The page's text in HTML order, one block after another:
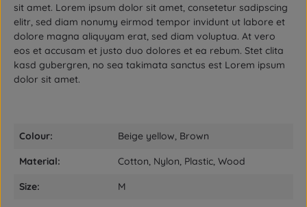
sit amet. Lorem ipsum dolor sit amet, consetetur sadipscing
elitr, sed diam nonumy eirmod tempor invidunt ut labore et
dolore magna aliquyam erat, sed diam voluptua. At vero
eos et accusam et justo duo dolores et ea rebum. Stet clita
kasd gubergren, no sea takimata sanctus est Lorem ipsum
dolor sit amet.
Colour: Beige yellow, Brown
Material: Cotton, Nylon, Plastic, Wood
Size: M